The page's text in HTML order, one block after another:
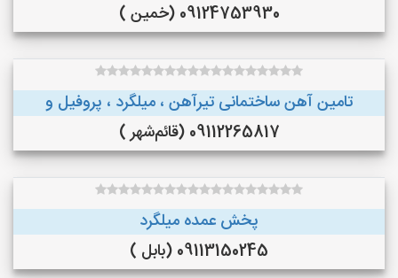
09124753930 (خمین )
تامین آهن ساختمانی تیرآهن ، میلگرد ، پروفیل و
09112265817 (قائم‌شهر )
پخش عمده میلگرد
09113150245 (بابل )